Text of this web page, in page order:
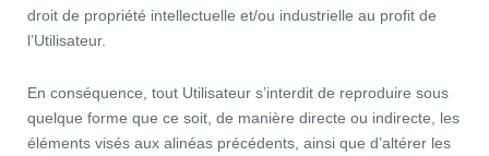
droit de propriété intellectuelle et/ou industrielle au profit de
l’Utilisateur.
En conséquence, tout Utilisateur s’interdit de reproduire sous
quelque forme que ce soit, de manière directe ou indirecte, les
éléments visés aux alinéas précédents, ainsi que d’altérer les